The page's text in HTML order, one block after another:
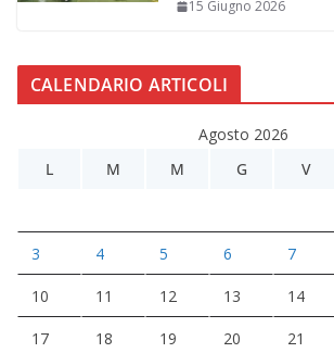
15 Giugno 2026
CALENDARIO ARTICOLI
Agosto 2026
L
M M G V
3 4 5 6 7
10 11 12 13 14
17 18 19 20 21